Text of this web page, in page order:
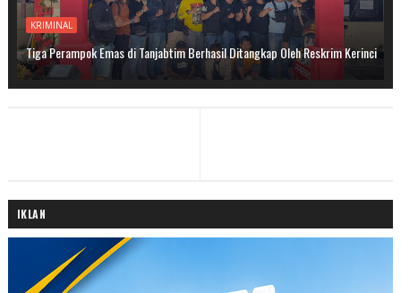
KRIMINAL
Tiga Perampok Emas di Tanjabtim Berhasil Ditangkap Oleh Reskrim Kerinci
IKLAN